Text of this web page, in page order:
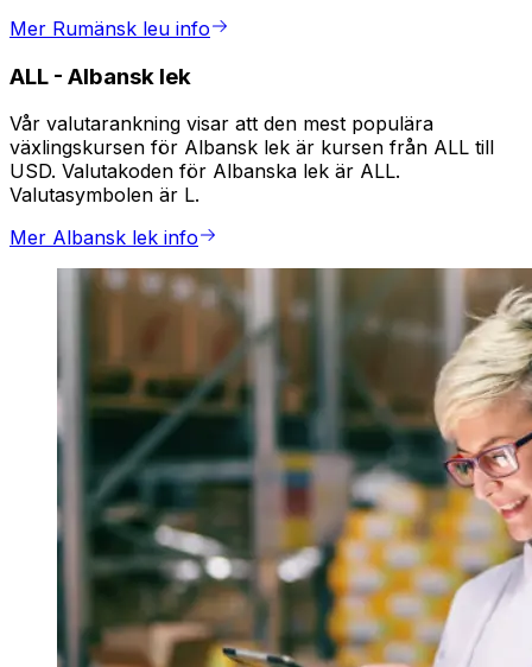
Mer Rumänsk leu info
ALL - Albansk lek
Vår valutarankning visar att den mest populära
växlingskursen för Albansk lek är kursen från ALL till
USD. Valutakoden för Albanska lek är ALL.
Valutasymbolen är L.
Mer Albansk lek info